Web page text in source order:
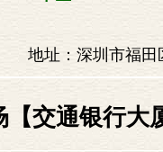
地址：深圳市福田
交通银行大